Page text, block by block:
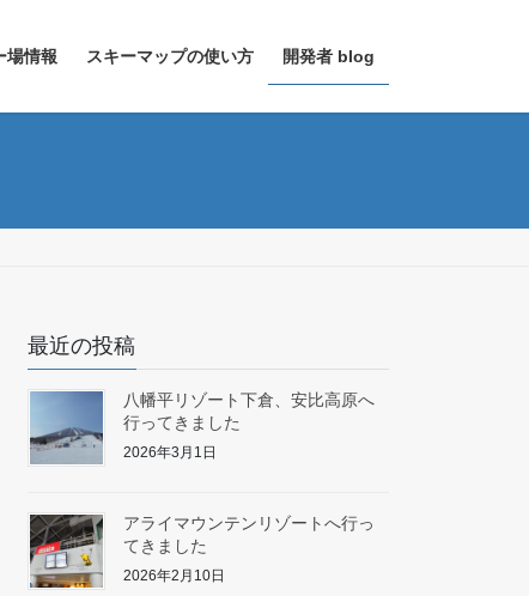
場情報 スキーマップの使い方 開発者 blog
最近の投稿
八幡平リゾート下倉、安比高原へ
行ってきました
2026年3月1日
アライマウンテンリゾートへ行っ
てきました
2026年2月10日